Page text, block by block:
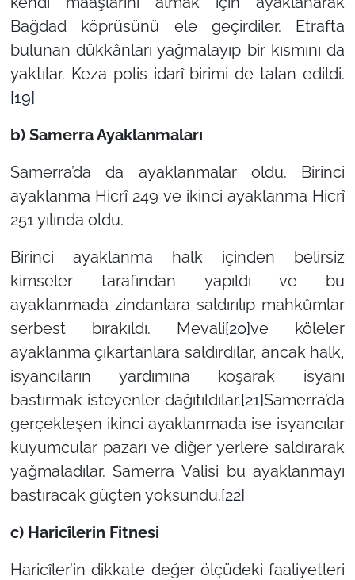
Bağdad köprüsünü ele geçirdiler. Etrafta
bulunan dükkânları yağmalayıp bir kısmını da
yaktılar. Keza polis idarî birimi de talan edildi.
[19]
b) Samerra Ayaklanmaları
Samerra’da da ayaklanmalar oldu. Birinci
ayaklanma Hicrî 249 ve ikinci ayaklanma Hicrî
251 yılında oldu.
Birinci ayaklanma halk içinden belirsiz
kimseler tarafından yapıldı ve bu
ayaklanmada zindanlara saldırılıp mahkûmlar
serbest bırakıldı. Mevali[20]ve köleler
ayaklanma çıkartanlara saldırdılar, ancak halk,
isyancıların yardımına koşarak isyanı
bastırmak isteyenler dağıtıldılar.[21]Samerra’da
gerçekleşen ikinci ayaklanmada ise isyancılar
kuyumcular pazarı ve diğer yerlere saldırarak
yağmaladılar. Samerra Valisi bu ayaklanmayı
bastıracak güçten yoksundu.[22]
c) Haricîlerin Fitnesi
Haricîler’in dikkate değer ölçüdeki faaliyetleri